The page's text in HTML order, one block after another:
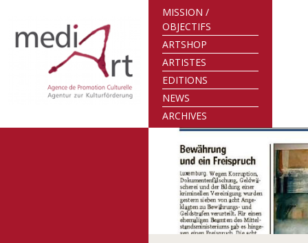
MISSION /
OBJECTIFS
ARTSHOP
ARTISTES
EDITIONS
NEWS
ARCHIVES